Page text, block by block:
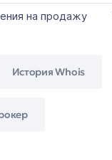
на продажу
История Whois